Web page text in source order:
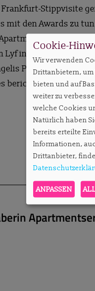
Stippvisite
mit den Awards zu
Design
Lyf in Frankfurt –
Porikis von
berichten.
Cookie-
Wir verwenden
Drittanbietern,
bieten und auf
weiter zu
welche Cookies
Natürlich haben
bereits erteilte
Informationen,
Drittanbieter,
ANPASSEN